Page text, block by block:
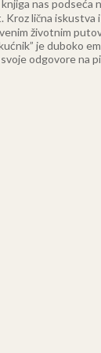
nas podseća
lična iskustva
životnim
je duboko
odgovore na